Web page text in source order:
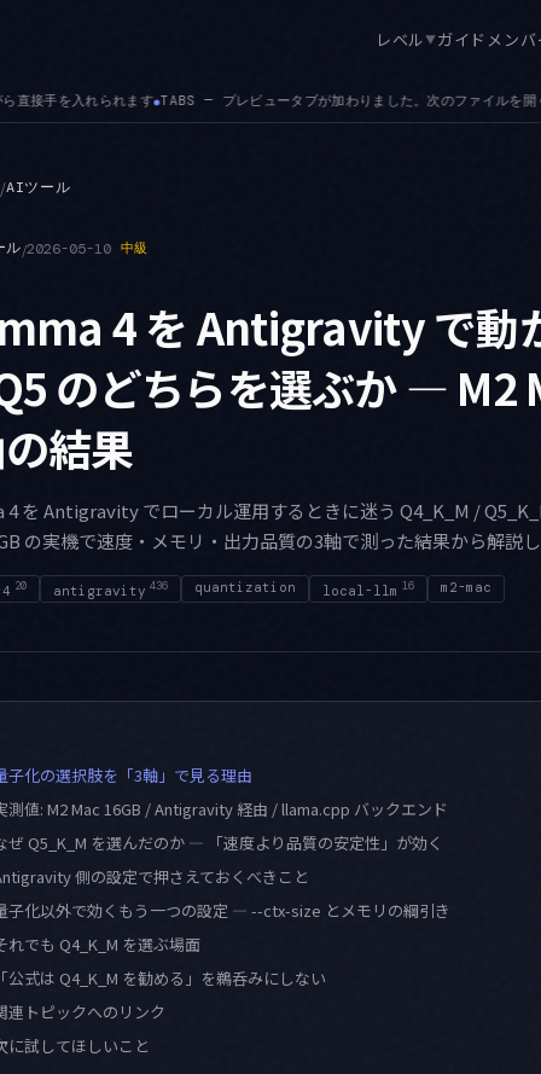
レベル▼ガイド メン
た。次のファイルを開くと入れ替わるため、探索的に辿ってもタブが際限なく増え
/AIツール
ル/2026-05-10 中級
4 を Antigravity で動
のどちらを選ぶか — M2
結果
4 を Antigravity でローカル運用するときに迷う Q4_K_M /
の実機で速度・メモリ・出力品質の3軸で測った結果から解説し
20 antigravity 436 quantization local-llm 16 m2-mac
子化の選択肢を「3軸」で見る理由
測値: M2 Mac 16GB / Antigravity 経由 / llama.cpp バックエンド
ぜ Q5_K_M を選んだのか — 「速度より品質の安定性」が効く
側の設定で押さえておくべきこと
子化以外で効くもう一つの設定 — --ctx-size とメモリの綱引き
れでも Q4_K_M を選ぶ場面
「公式は Q4_K_M を勧める」を鵜呑みにしない
連トピックへのリンク
に試してほしいこと